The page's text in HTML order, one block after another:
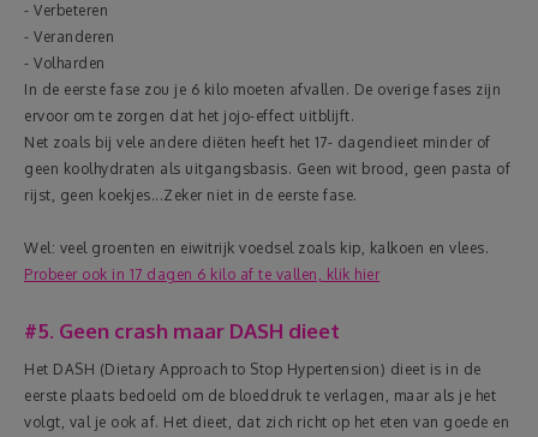
- Verbeteren
- Veranderen
- Volharden
In de eerste fase zou je 6 kilo moeten afvallen. De overige fases zijn
ervoor om te zorgen dat het jojo-effect uitblijft.
Net zoals bij vele andere diëten heeft het 17- dagendieet minder of
geen koolhydraten als uitgangsbasis. Geen wit brood, geen pasta of
rijst, geen koekjes...Zeker niet in de eerste fase.
Wel: veel groenten en eiwitrijk voedsel zoals kip, kalkoen en vlees.
Probeer ook in 17 dagen 6 kilo af te vallen, klik hier
#5. Geen crash maar DASH dieet
Het DASH (Dietary Approach to Stop Hypertension) dieet is in de
eerste plaats bedoeld om de bloeddruk te verlagen, maar als je het
volgt, val je ook af. Het dieet, dat zich richt op het eten van goede en